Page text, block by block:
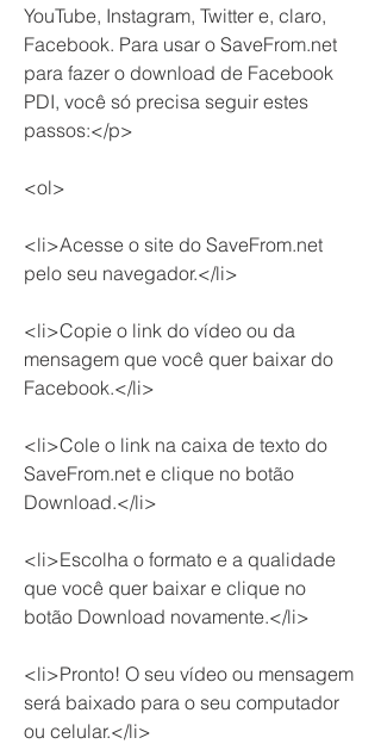
YouTube, Instagram, Twitter e, claro,
Facebook. Para usar o SaveFrom.net
para fazer o download de Facebook
PDI, você só precisa seguir estes
passos:</p>
<ol>
<li>Acesse o site do SaveFrom.net
pelo seu navegador.</li>
<li>Copie o link do vídeo ou da
mensagem que você quer baixar do
Facebook.</li>
<li>Cole o link na caixa de texto do
SaveFrom.net e clique no botão
Download.</li>
<li>Escolha o formato e a qualidade
que você quer baixar e clique no
botão Download novamente.</li>
<li>Pronto! O seu vídeo ou mensagem
será baixado para o seu computador
ou celular.</li>